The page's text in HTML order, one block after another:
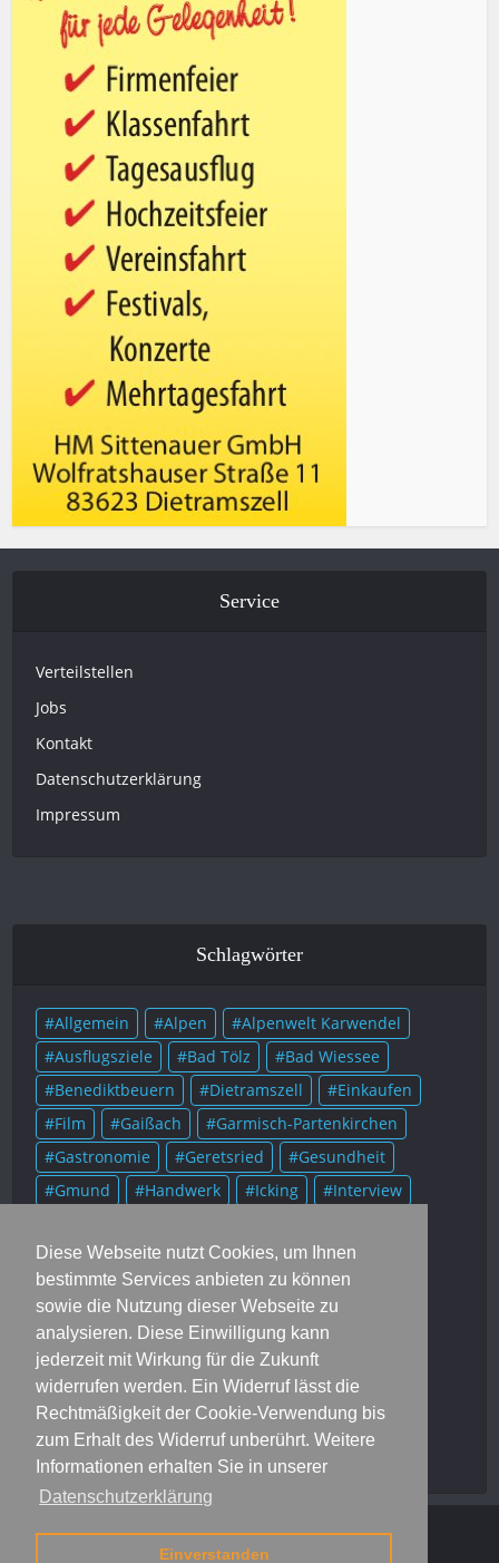
Diese Webseite nutzt Cookies, um Ihnen
bestimmte Services anbieten zu können
sowie die Nutzung dieser Webseite zu
analysieren. Diese Einwilligung kann
jederzeit mit Wirkung für die Zukunft
widerrufen werden. Ein Widerruf lässt die
Rechtmäßigkeit der Cookie-Verwendung bis
zum Erhalt des Widerruf unberührt. Weitere
Informationen erhalten Sie in unserer
Datenschutzerklärung
Einverstanden
Service
Verteilstellen
Jobs
Kontakt
Datenschutzerklärung
Impressum
Schlagwörter
Allgemein Alpen
Alpenwelt Karwendel
Ausflugsziele
Bad Tölz
Bad Wiessee
Benediktbeuern
Dietramszell
Einkaufen
Film
Gaißach
Garmisch-Partenkirchen
Gastronomie
Geretsried
Gesundheit
Gmund
Handwerk Icking
Interview
Mittenwald
Murnau Museum
München
Münsing
Oberammergau
Onlineausgaben
Portrait
Rezensionen
Rezepte
Rottach-Egern
Schlehdorf
Soziales Sport
Starnberg
Tegernsee
Trachten
Veranstaltungen
Vereine
Wolfratshausen
Dahoam Jobs Mediadaten Kontakt Impressum